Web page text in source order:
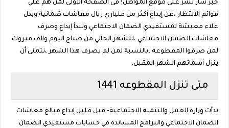
خبر سار نشر على موقع المواطن؛ فى الصفحة الاولى لمن هم علي
قوائم الانتظار ،عن إيداع أكثر من ملياري ريال معاشات ضمانية وبدل
غلاء معيشة لمستفيدي الضمان الاجتماعي وتبدأ إيداع وصرف
معاشات الضمان الاجتماعي ،للشهر الحالي من صباح اليوم والف مبروك
لمن صرفوا المقطوعة ،بالنسبة لمن لم يصرف هذا الشهر ،نتمنى أن
ينزل أسمائهم الشهر المقبل.
متى تنزل المقطوعه 1441
بدأت وزارة العمل والتنمية الاجتماعية- قبل قليل إيداع مبالغ معاشات
الضمان الاجتماعي والبرامج المساندة في حسابات مستفيدي الضمان